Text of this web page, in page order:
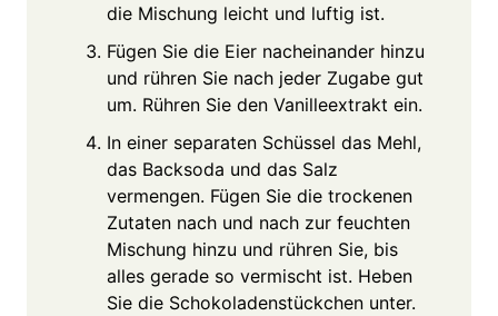
die Mischung leicht und luftig ist.
Fügen Sie die Eier nacheinander hinzu
und rühren Sie nach jeder Zugabe gut
um. Rühren Sie den Vanilleextrakt ein.
In einer separaten Schüssel das Mehl,
das Backsoda und das Salz
vermengen. Fügen Sie die trockenen
Zutaten nach und nach zur feuchten
Mischung hinzu und rühren Sie, bis
alles gerade so vermischt ist. Heben
Sie die Schokoladenstückchen unter.